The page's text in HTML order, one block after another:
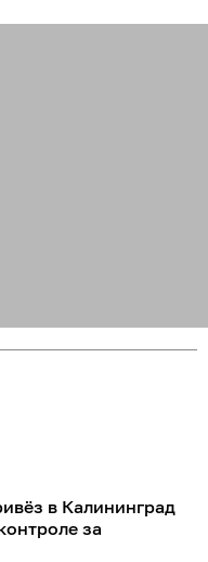
в Калининград
за